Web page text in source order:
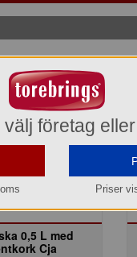
0,5 L med
Cja
företag
Priser